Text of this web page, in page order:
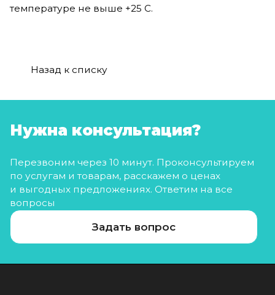
температуре не выше +25 С.
Назад к списку
Нужна консультация?
Перезвоним через 10 минут. Проконсультируем
по услугам и товарам, расскажем о ценах
и выгодных предложениях. Ответим на все
вопросы
Задать вопрос